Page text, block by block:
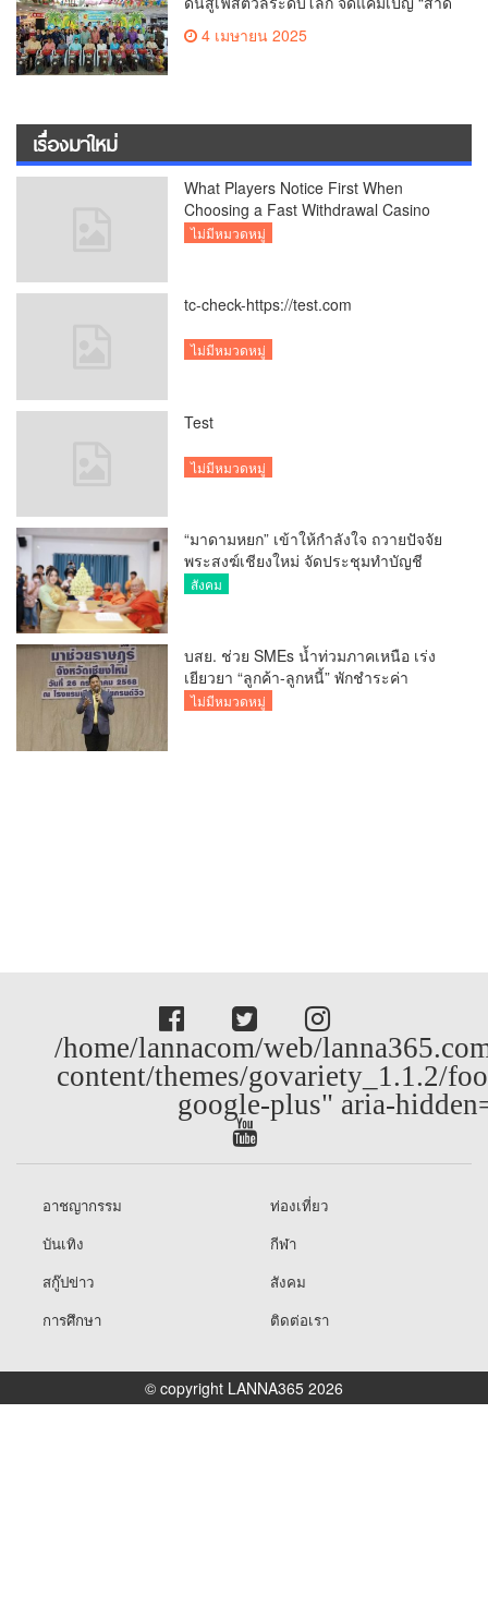
สูงสุด 50% กระตุ้นการเดินทางนักท่อง
4 เมษายน 2025
เรื่องมาใหม่
What Players Notice First When
Choosing a Fast Withdrawal Casino
UK
ไม่มีหมวดหมู่
tc-check-https://test.com
ไม่มีหมวดหมู่
Test
ไม่มีหมวดหมู่
“มาดามหยก” เข้าให้กำลังใจ ถวายปัจจัย
พระสงฆ์เชียงใหม่ จัดประชุมทำบัญชี
รายรับรายจ่ายของวัด กว่า 300 รูป ที่วัด
สังคม
บสย. ช่วย SMEs น้ำท่วมภาคเหนือ เร่ง
เยียวยา “ลูกค้า-ลูกหนี้” พักชำระค่า
ธรรมเนียม-ค่างวด
ไม่มีหมวดหมู่
/home/lannacom/web/
content/themes/govariety_1.1.2/
google-plus" aria-
อาชญากรรม
ท่องเที่ยว
บันเทิง
กีฬา
สกู๊ปข่าว
สังคม
การศึกษา
ติดต่อเรา
© copyright LANNA365 2026